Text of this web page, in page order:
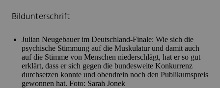
Bildunterschrift
Julian Neugebauer im Deutschland-Finale: Wie sich die
psychische Stimmung auf die Muskulatur und damit auch
auf die Stimme von Menschen niederschlägt, hat er so gut
erklärt, dass er sich gegen die bundesweite Konkurrenz
durchsetzen konnte und obendrein noch den Publikumspreis
gewonnen hat. Foto: Sarah Jonek